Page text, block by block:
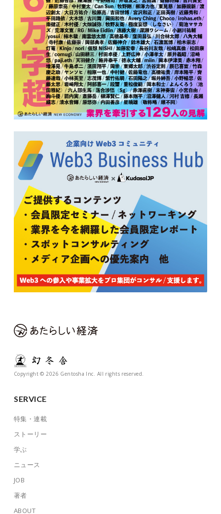
Copyright © 2026 Gentosha Inc. All rights reserved.
SERVICE
特集・連載
ストーリー
学ぶ
ニュース
JOB
著者
ABOUT